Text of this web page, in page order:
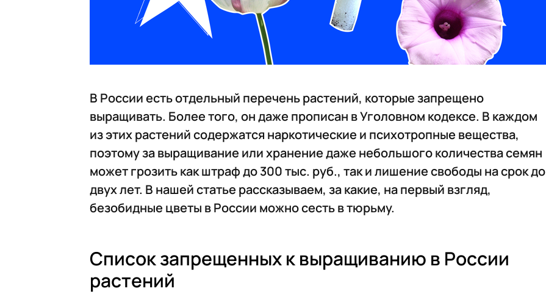
В России есть отдельный перечень растений, которые запрещено
выращивать. Более того, он даже прописан в Уголовном кодексе. В каждом
из этих растений содержатся наркотические и психотропные вещества,
поэтому за выращивание или хранение даже небольшого количества семян
может грозить как штраф до 300 тыс. руб., так и лишение свободы на срок до
двух лет. В нашей статье рассказываем, за какие, на первый взгляд,
безобидные цветы в России можно сесть в тюрьму.
Список запрещенных к выращиванию в России
растений